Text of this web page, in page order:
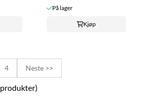
På lager
Kjøp
4 Neste >>
produkter)